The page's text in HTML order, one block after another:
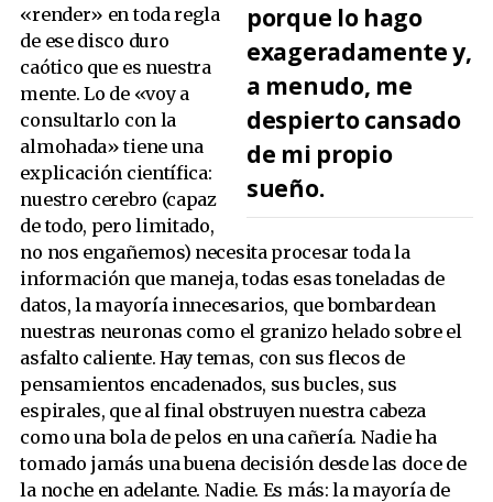
porque lo hago
exageradamente y,
a menudo, me
despierto cansado
de mi propio
sueño.
«render» en toda regla
de ese disco duro
caótico que es nuestra
mente. Lo de «voy a
consultarlo con la
almohada» tiene una
explicación científica:
nuestro cerebro (capaz
de todo, pero limitado,
no nos engañemos) necesita procesar toda la
información que maneja, todas esas toneladas de
datos, la mayoría innecesarios, que bombardean
nuestras neuronas como el granizo helado sobre el
asfalto caliente. Hay temas, con sus flecos de
pensamientos encadenados, sus bucles, sus
espirales, que al final obstruyen nuestra cabeza
como una bola de pelos en una cañería. Nadie ha
tomado jamás una buena decisión desde las doce de
la noche en adelante. Nadie. Es más: la mayoría de